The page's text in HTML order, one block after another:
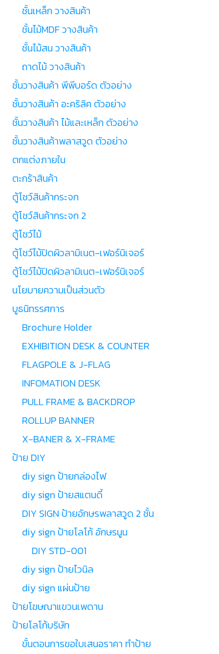
ชั้นเหล็ก วางสินค้า
ชั้นไม้MDF วางสินค้า
ชั้นไม้สน วางสินค้า
ถาดไม้ วางสินค้า
ชั้นวางสินค้า พีพีบอร์ด ตัวอย่าง
ชั้นวางสินค้า อะคริลิค ตัวอย่าง
ชั้นวางสินค้า ไม้และเหล็ก ตัวอย่าง
ชั้นวางสินค้าพลาสวูด ตัวอย่าง
ตกแต่งภายใน
ตะกร้าสินค้า
ตู้โชว์สินค้ากระจก
ตู้โชว์สินค้ากระจก 2
ตู้โชว์ไม้
ตู้โชว์ไม้ปิดผิวลามิเนต-เฟอร์นิเจอร์
ตู้โชว์ไม้ปิดผิวลามิเนต-เฟอร์นิเจอร์
นโยบายความเป็นส่วนตัว
บูธนิทรรศการ
Brochure Holder
EXHIBITION DESK & COUNTER
FLAGPOLE & J-FLAG
INFOMATION DESK
PULL FRAME & BACKDROP
ROLLUP BANNER
X-BANER & X-FRAME
ป้าย DIY
diy sign ป้ายกล่องไฟ
diy sign ป้ายสแตนดี้
DIY SIGN ป้ายอักษรพลาสวูด 2 ชั้น
diy sign ป้ายโลโก้ อักษรนูน
DIY STD-001
diy sign ป้ายไวนิล
diy sign แผ่นป้าย
ป้ายโฆษณาแขวนเพดาน
ป้ายโลโก้บริษัท
ขั้นตอนการขอใบเสนอราคา ทำป้าย